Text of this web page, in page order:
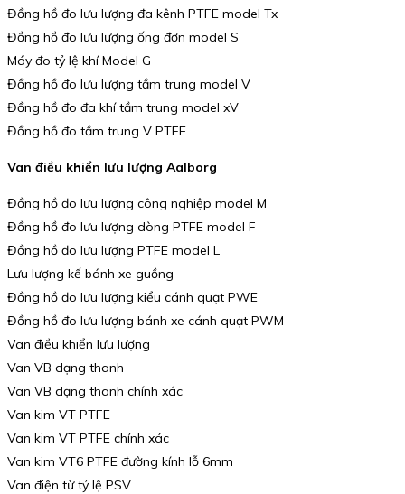
Đồng hồ đo lưu lượng đa kênh PTFE model Tx
Đồng hồ đo lưu lượng ống đơn model S
Máy đo tỷ lệ khí Model G
Đồng hồ đo lưu lượng tầm trung model V
Đồng hồ đo đa khí tầm trung model xV
Đồng hồ đo tầm trung V PTFE
Van điều khiển lưu lượng Aalborg
Đồng hồ đo lưu lượng công nghiệp model M
Đồng hồ đo lưu lượng dòng PTFE model F
Đồng hồ đo lưu lượng PTFE model L
Lưu lượng kế bánh xe guồng
Đồng hồ đo lưu lượng kiểu cánh quạt PWE
Đồng hồ đo lưu lượng bánh xe cánh quạt PWM
Van điều khiển lưu lượng
Van VB dạng thanh
Van VB dạng thanh chính xác
Van kim VT PTFE
Van kim VT PTFE chính xác
Van kim VT6 PTFE đường kính lỗ 6mm
Van điện từ tỷ lệ PSV